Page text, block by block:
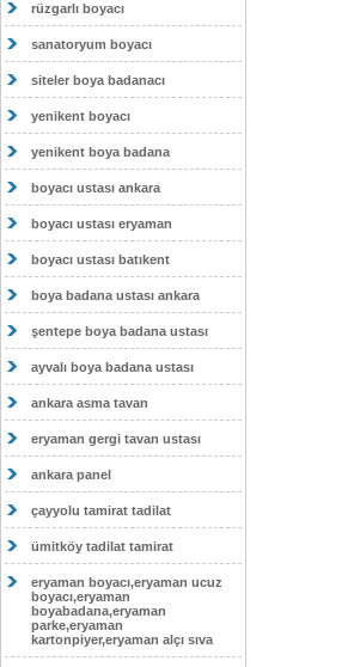
rüzgarlı boyacı
sanatoryum boyacı
siteler boya badanacı
yenikent boyacı
yenikent boya badana
boyacı ustası ankara
boyacı ustası eryaman
boyacı ustası batıkent
boya badana ustası ankara
şentepe boya badana ustası
ayvalı boya badana ustası
ankara asma tavan
eryaman gergi tavan ustası
ankara panel
çayyolu tamirat tadilat
ümitköy tadilat tamirat
eryaman boyacı,eryaman ucuz
boyacı,eryaman
boyabadana,eryaman
parke,eryaman
kartonpiyer,eryaman alçı sıva